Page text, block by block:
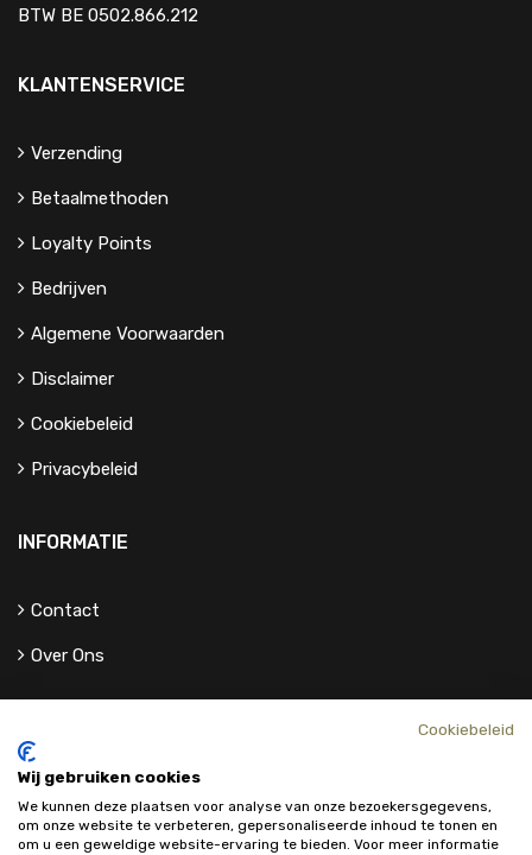
BTW BE 0502.866.212
KLANTENSERVICE
Verzending
Betaalmethoden
Loyalty Points
Bedrijven
Algemene Voorwaarden
Disclaimer
Cookiebeleid
Privacybeleid
INFORMATIE
Contact
Over Ons
Cookiebeleid
Wij gebruiken cookies
We kunnen deze plaatsen voor analyse van onze bezoekersgegevens,
om onze website te verbeteren, gepersonaliseerde inhoud te tonen en
om u een geweldige website-ervaring te bieden. Voor meer informatie